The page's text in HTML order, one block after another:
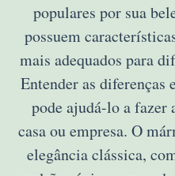
populares por sua
possuem
mais adequados para
Entender as diferenças
pode ajudá-lo a fazer
casa ou empresa. O
elegância clássica,